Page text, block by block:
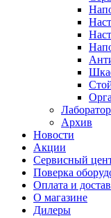
Архив
Новости
Акции
Сервисный
Поверка
Оплата и
О магазине
Дилеры